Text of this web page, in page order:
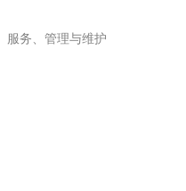
服务、管理与维护